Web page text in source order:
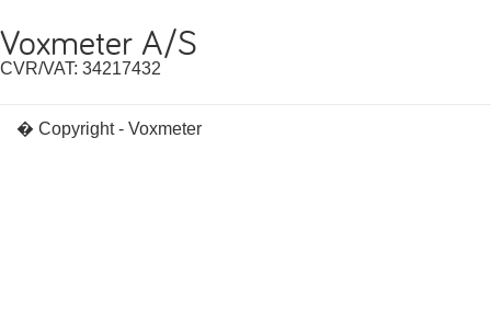
Voxmeter A/S
CVR/VAT: 34217432
� Copyright - Voxmeter